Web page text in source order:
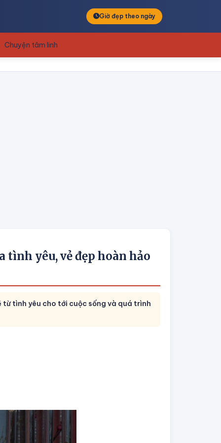
Giờ đẹp theo ngày
Chuyện tâm linh
yêu, vẻ đẹp hoàn hảo
tình yêu cho tới cuộc sống và quá trình